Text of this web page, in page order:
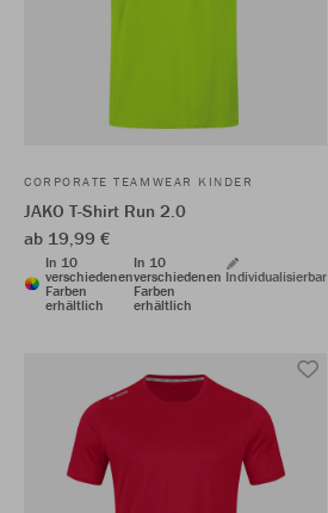
CORPORATE TEAMWEAR KINDER
JAKO T-Shirt Run 2.0
ab 19,99 €
In 10
verschiedenen
Farben
erhältlich
In 10
verschiedenen
Farben
erhältlich
Individualisierbar